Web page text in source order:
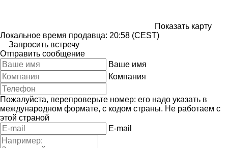
Показать карту
Локальное время продавца: 20:58 (CEST)
Запросить встречу
Отправить сообщение
Ваше имя
Компания
Пожалуйста, перепроверьте номер: его надо указать в
международном формате, с кодом страны. Не работаем с
этой страной
E-mail